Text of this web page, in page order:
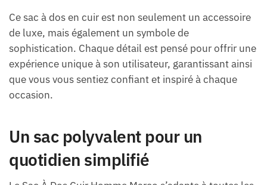
Ce sac à dos en cuir est non seulement un accessoire
de luxe, mais également un symbole de
sophistication. Chaque détail est pensé pour offrir une
expérience unique à son utilisateur, garantissant ainsi
que vous vous sentiez confiant et inspiré à chaque
occasion.
Un sac polyvalent pour un
quotidien simplifié